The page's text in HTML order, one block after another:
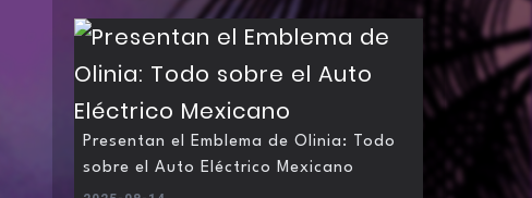
Presentan el Emblema de Olinia: Todo
sobre el Auto Eléctrico Mexicano